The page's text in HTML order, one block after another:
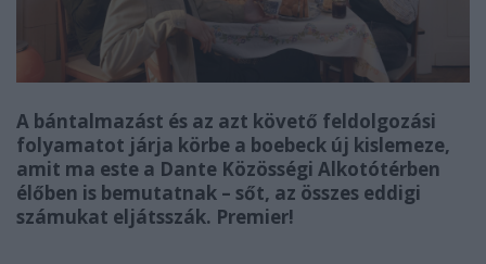
A bántalmazást és az azt követő feldolgozási
folyamatot járja körbe a boebeck új kislemeze,
amit ma este a Dante Közösségi Alkotótérben
élőben is bemutatnak – sőt, az összes eddigi
számukat eljátsszák. Premier!